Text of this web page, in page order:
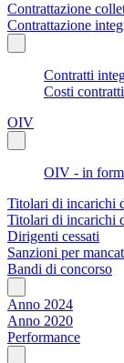
Contrattazione
Contrattazione
Contratti
Costi
OIV
OIV - in
Titolari di incarichi
Titolari di incarichi
Dirigenti cessati
Sanzioni per
Bandi di concorso
Anno 2024
Anno 2020
Performance